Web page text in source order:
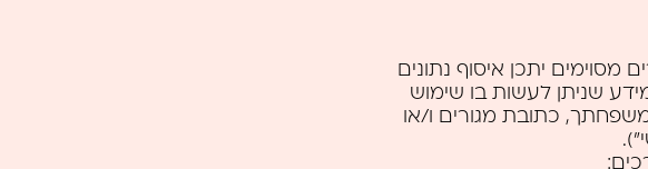
מסוימים יתכן איסוף נתונים
שניתן לעשות בו שימוש
כתובת מגורים ו/או